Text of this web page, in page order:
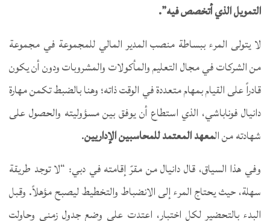
التمويل الذي أتخصص فيه”.
لا يتولى المرء ببساطة منصب المدير المالي للمجموعة في مجموعة
من الشركات في مجال التعليم والمأكولات والمشروبات ودون أن يكون
قادراً على القيام بمهام متعددة في الوقت ذاته؛ وهنا بالضبط تكمن مهارة
دانيال فوناباشي، الذي استطاع أن يوفق بين مسؤوليته والحصول على
شهادته من المعهد المعتمد للمحاسبين الإداريين.
وفي هذا السياق، قال دانيال من مقرّ إقامته في دبي: “لا توجد طريقة
سهلة، حيث يحتاج المرء إلى الانضباط والتخطيط ليصبح مؤهلاً. وقبل
البدء بالتحضير لكل اختبار، اعتدت على وضع جدول زمني وحاولت